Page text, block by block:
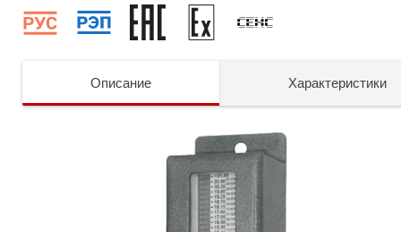
Описание Характеристики